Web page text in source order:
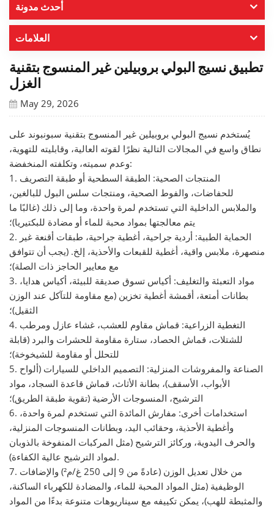
أحدث مدونة
العلامات
تطبيق نسيج البولي بروبيلين غير المنسوج بتقنية
الغزل
May 29, 2026
يُستخدم نسيج البولي بروبيلين غير المنسوج بتقنية سبونبوند على
نطاق واسع في المجالات التالية نظرًا لقوته العالية، وقابليته للتهوية،
وعدم سميته، وتكلفته المنخفضة:
1. المنتجات الصحية: الطبقة السطحية أو طبقة التصريف
للحفاضات، والفوط الصحية، ومنتجات سلس البول للبالغين،
والملابس الداخلية التي تستخدم لمرة واحدة، وما إلى ذلك (غالبًا ما
يتم معالجتها بمواد محبة للماء أو مضادة للبكتيريا)؛
2. الحماية الطبية: أردية جراحية، أغطية جراحية، طبقات أقنعة غير
منصهرة، ملابس واقية، أغطية للقبعات والأحذية، إلخ. (يجب أن تتوافق
مع معايير الحاجز ذات الصلة)؛
3. مواد التعبئة والتغليف: أكياس تسوق صديقة للبيئة، أكياس هدايا،
بطانات أمتعة، أقمشة أغطية تخزين (مع مقاومة للتآكل عند الوزن
الثقيل)؛
4. التغطية الزراعية: قماش مقاوم للعشب، غشاء عازل ومرطب
للشتلات، قماش الحصاد، ستارة مقاومة للحشرات والبرد (قابلة
للتحلل أو مقاومة للشيخوخة)؛
5. الصناعة والمفروشات المنزلية: التصميم الداخلي للسيارات (ألواح
الأبواب، الأسقف)، بطانة الأثاث، قماش قاعدة السجاد، مواد
الترشيح، المنسوجات الأرضية (تقوية طبقة الطريق)؛
6. استخدامات أخرى: مفارش المائدة التي تستخدم لمرة واحدة،
وأغطية الأحذية، وحقائب اليد، وبطانات المنسوجات المنزلية،
والحرف اليدوية، وركائز الترشيح (مثل المركبات المنفوخة بالذوبان
لمواد الترشيح عالية الكفاءة).
7. من خلال تعديل الوزن (عادةً من 9 إلى 250 غ/م²) والإضافات
الوظيفية (مثل المواد المحبة للماء، والمضادة للكهرباء الساكنة،
والمثبطة للهب)، يمكن تكييفه مع سيناريوهات متنوعة بدءًا من المواد